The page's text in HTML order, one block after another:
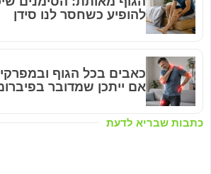
כתבות שבריא לדעת
להופיע כשחסר לנו סידן
כאבים בכל הגוף
אם ייתכן שמדובר